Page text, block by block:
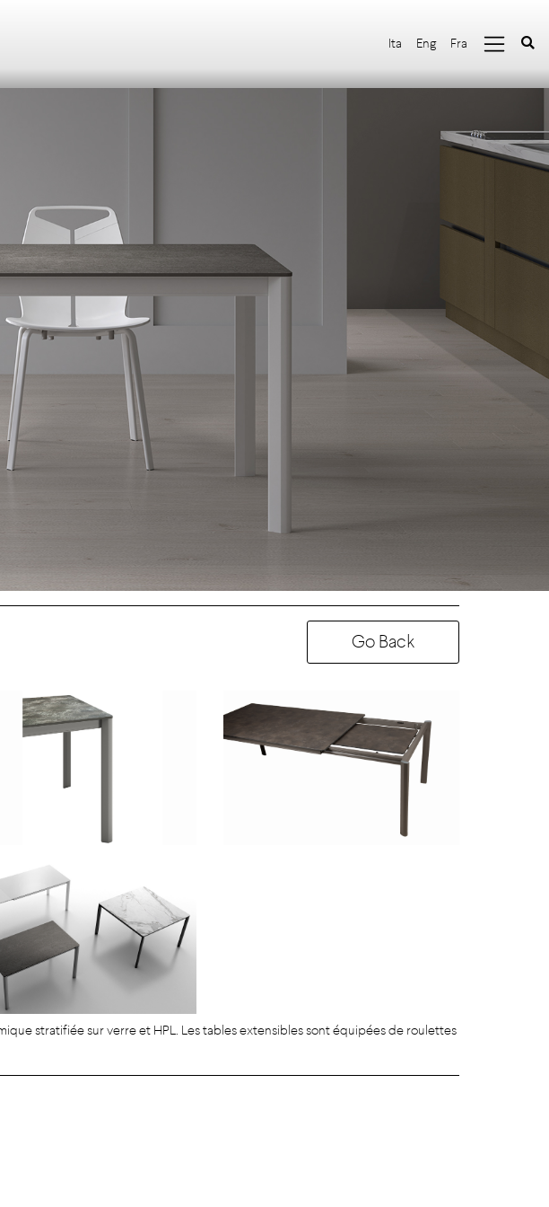
Ita Eng Fra
Go Back
stratifiée sur verre et HPL. Les tables extensibles sont équipées de roulettes